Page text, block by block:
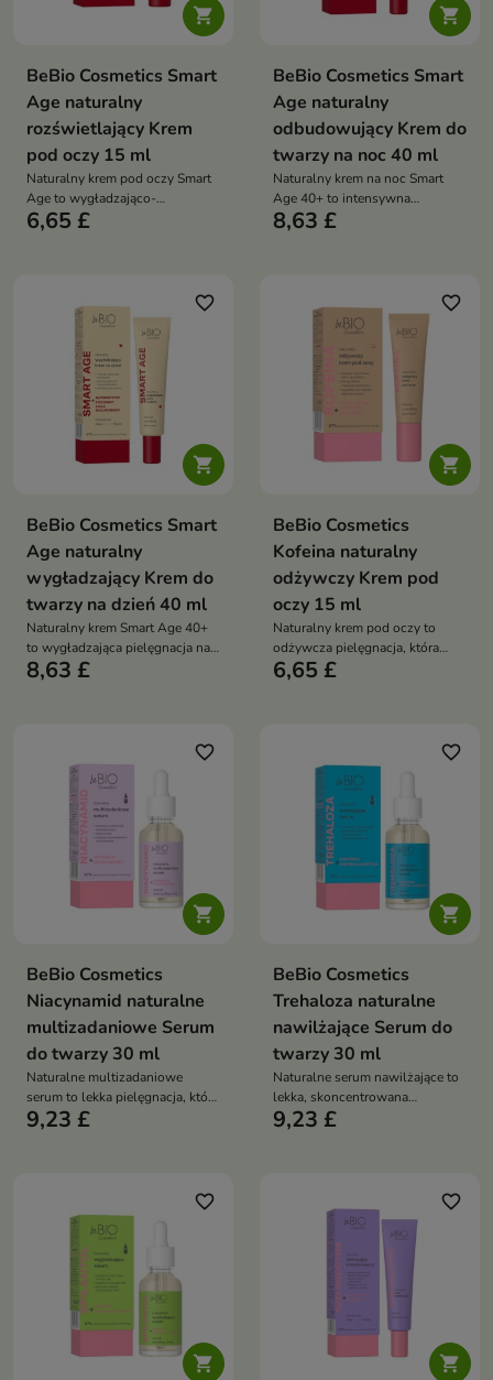

BeBio Cosmetics Smart
Age naturalny
rozświetlający Krem
pod oczy 15 ml
Naturalny krem pod oczy Smart
Age to wygładzająco-
rozświetlająca pielęgnacja, która
6,65 £

BeBio Cosmetics Smart
Age naturalny
odbudowujący Krem do
twarzy na noc 40 ml
Naturalny krem na noc Smart
Age 40+ to intensywna
regeneracja, która odbudowuje
8,63 £

favorite_border
BeBio Cosmetics Smart
Age naturalny
wygładzający Krem do
twarzy na dzień 40 ml
Naturalny krem Smart Age 40+
to wygładzająca pielęgnacja na
dzień, która redukuje zmarszczki,
8,63 £

favorite_border
BeBio Cosmetics
Kofeina naturalny
odżywczy Krem pod
oczy 15 ml
Naturalny krem pod oczy to
odżywcza pielęgnacja, która
redukuje cienie, wygładza
6,65 £

favorite_border
BeBio Cosmetics
Niacynamid naturalne
multizadaniowe Serum
do twarzy 30 ml
Naturalne multizadaniowe
serum to lekka pielęgnacja, która
reguluje sebum, redukuje
9,23 £

favorite_border
BeBio Cosmetics
Trehaloza naturalne
nawilżające Serum do
twarzy 30 ml
Naturalne serum nawilżające to
lekka, skoncentrowana
pielęgnacja, która intensywnie
9,23 £

favorite_border

favorite_border